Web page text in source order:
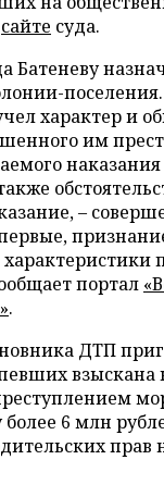
сайте суда.
Батеневу
характер и
им
наказания
–
портал
.
ДТП
взыскана
6 млн
прав